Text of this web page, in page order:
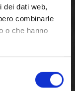
dei dati web,
combinarle
o che hanno
i fratelli
esperienza
dar vita ad una
dedita alla
e doppio